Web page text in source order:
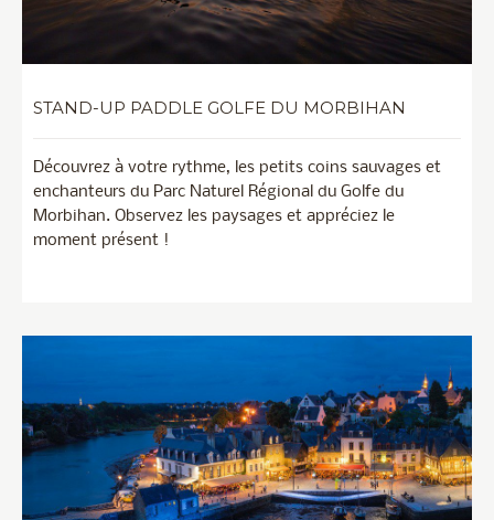
STAND-UP PADDLE GOLFE DU MORBIHAN
Découvrez à votre rythme, les petits coins sauvages et
enchanteurs du Parc Naturel Régional du Golfe du
Morbihan. Observez les paysages et appréciez le
moment présent !